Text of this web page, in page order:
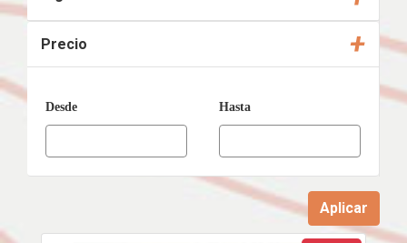
Precio +
Desde Hasta
Aplicar